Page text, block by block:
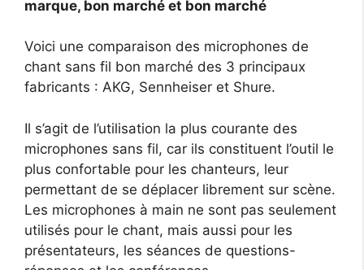
marque, bon marché et bon marché
Voici une comparaison des microphones de
chant sans fil bon marché des 3 principaux
fabricants : AKG, Sennheiser et Shure.
Il s’agit de l’utilisation la plus courante des
microphones sans fil, car ils constituent l’outil le
plus confortable pour les chanteurs, leur
permettant de se déplacer librement sur scène.
Les microphones à main ne sont pas seulement
utilisés pour le chant, mais aussi pour les
présentateurs, les séances de questions-